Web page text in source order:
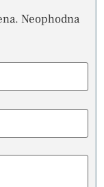
Neophodna